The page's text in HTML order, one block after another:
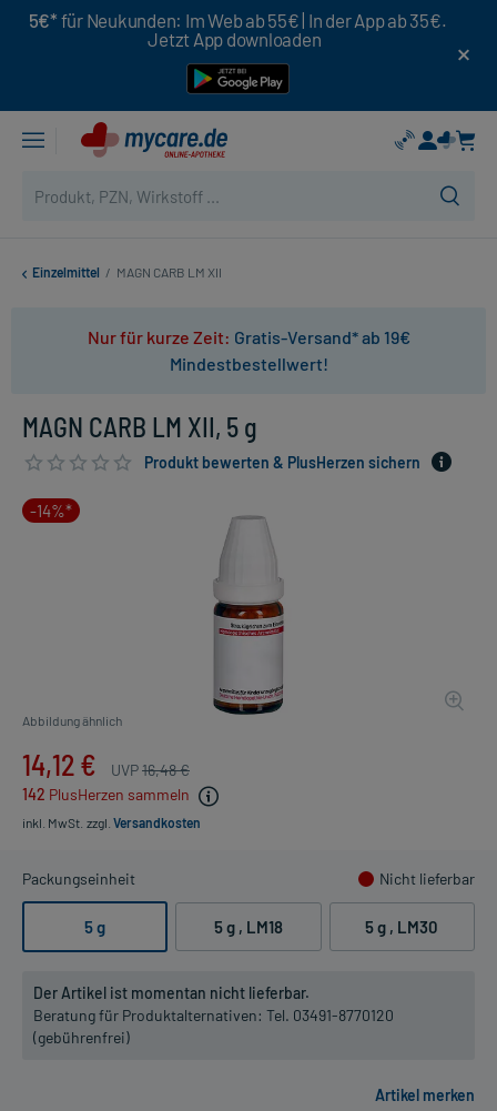
5€* für Neukunden: Im Web ab 55€ | In der App ab 35€.
Jetzt App downloaden
Einzelmittel / MAGN CARB LM XII
Nur für kurze Zeit: Gratis-Versand* ab 19€
Mindestbestellwert!
MAGN CARB LM XII, 5 g
Produkt bewerten & PlusHerzen sichern
-14%*
Abbildung ähnlich
14,12 € UVP16,48 €
142 PlusHerzen sammeln
inkl. MwSt. zzgl. Versandkosten
Packungseinheit Nicht lieferbar
5 g 5 g , LM18 5 g , LM30
Der Artikel ist momentan nicht lieferbar.
Beratung für Produktalternativen: Tel. 03491-8770120
(gebührenfrei)